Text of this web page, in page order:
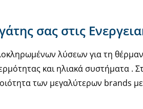
σας στις
λύσεων για τη
και ηλιακά συστήματα .
των μεγαλύτερων brands με